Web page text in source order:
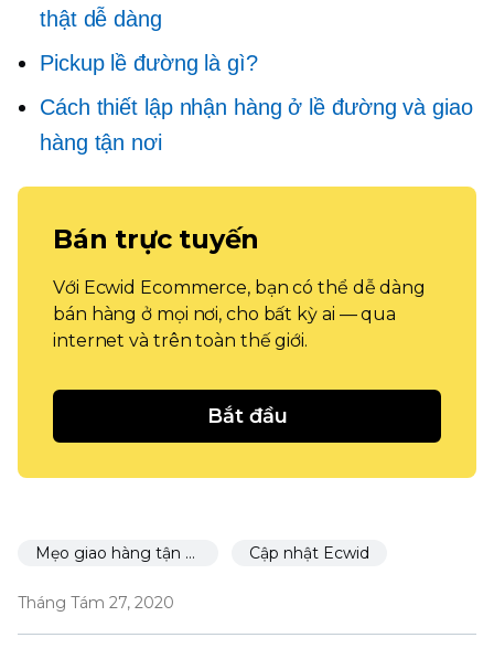
thật dễ dàng
Pickup lề đường là gì?
Cách thiết lập nhận hàng ở lề đường và giao
hàng tận nơi
Bán trực tuyến
Với Ecwid Ecommerce, bạn có thể dễ dàng
bán hàng ở mọi nơi, cho bất kỳ ai — qua
internet và trên toàn thế giới.
Bắt đầu
Mẹo giao hàng tận nơi Cập nhật Ecwid
Tháng Tám 27, 2020